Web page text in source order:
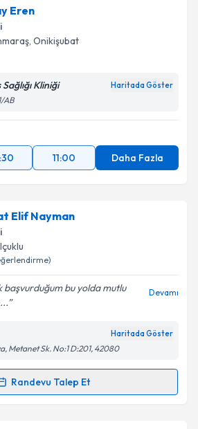
Eren
, Onikişubat
Kliniği Haritada Göster
AB
11:00 Daha Fazla
Elif Nayman
bu yolda mutlu
Devamı
Haritada Göster
Metanet Sk. No:1 D:201, 42080
Randevu Talep Et
Talebi